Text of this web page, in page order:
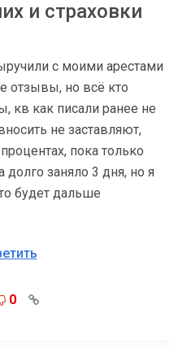
и страховки
с моими арестами
отзывы, но всё кто
кв как писали ранее не
не заставляют,
пока только
заняло 3 дня, но я
будет дальше
0